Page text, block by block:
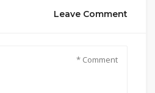
Leave Comment